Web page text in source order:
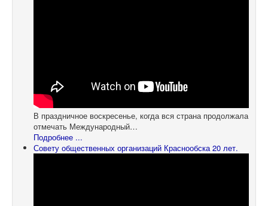
В праздничное воскресенье, когда вся страна продолжала
отмечать Международный…
Подробнее ...
Совету общественных организаций Краснообска 20 лет.